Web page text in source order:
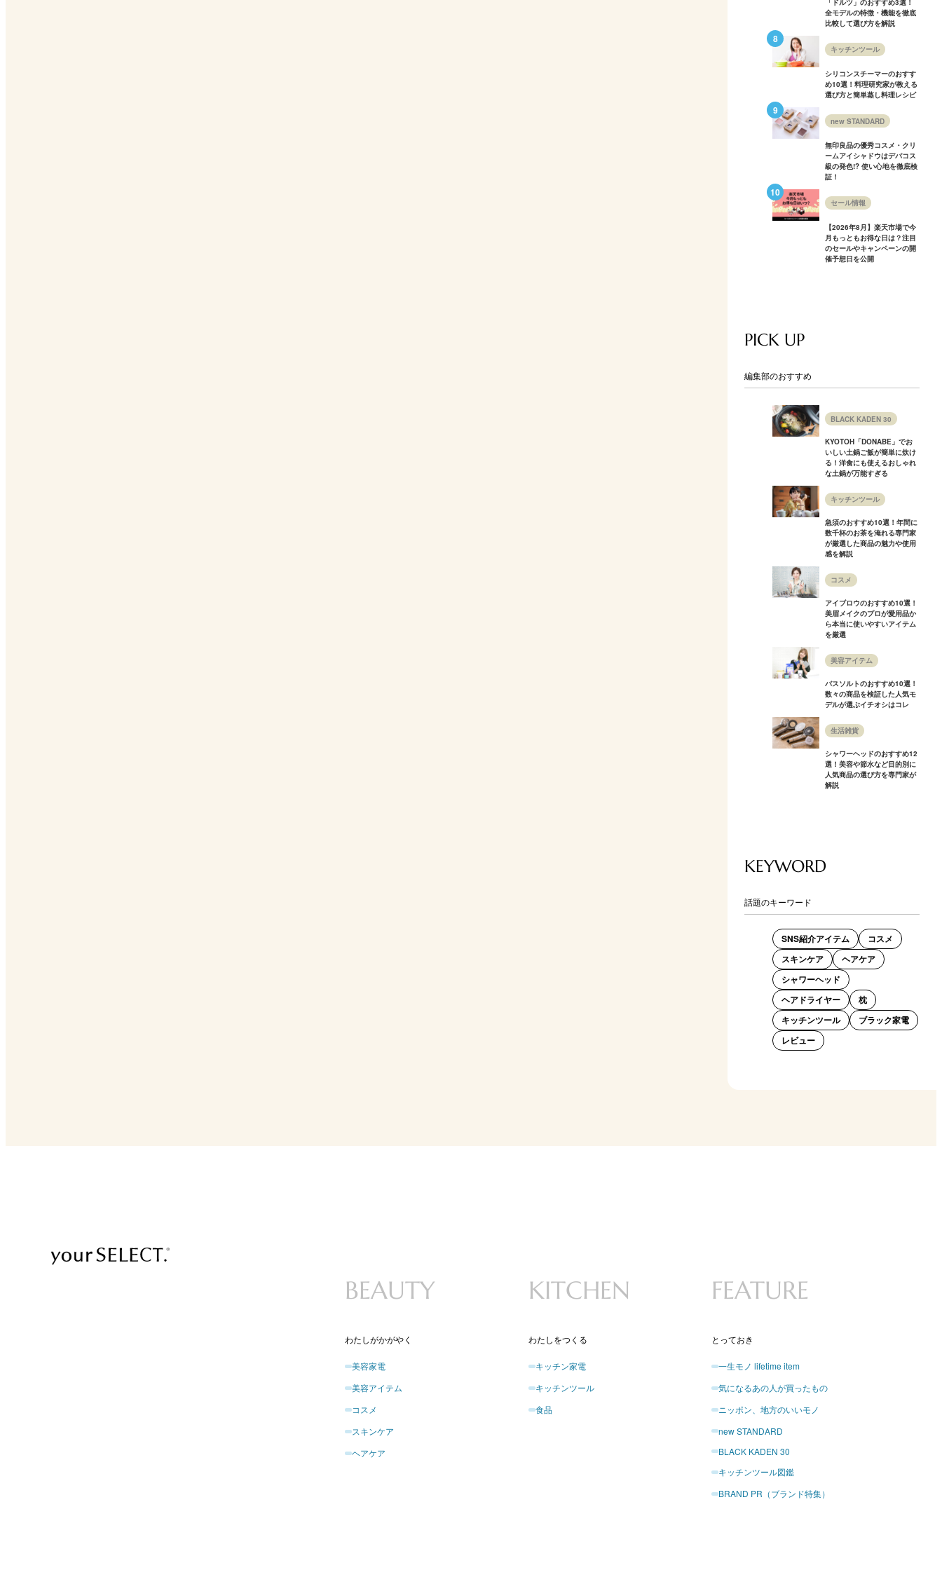
「ドルツ」のおすすめ3選！
全モデルの特徴・機能を徹底
比較して選び方を解説
キッチンツール
シリコンスチーマーのおすす
め10選！料理研究家が教える
選び方と簡単蒸し料理レシピ
new STANDARD
無印良品の優秀コスメ・クリ
ームアイシャドウはデパコス
級の発色!? 使い心地を徹底検
証！
セール情報
【2026年8月】楽天市場で今
月もっともお得な日は？注目
のセールやキャンペーンの開
催予想日を公開
PICK UP
編集部のおすすめ
BLACK KADEN 30
KYOTOH「DONABE」でお
いしい土鍋ご飯が簡単に炊け
る！洋食にも使えるおしゃれ
な土鍋が万能すぎる
キッチンツール
急須のおすすめ10選！年間に
数千杯のお茶を淹れる専門家
が厳選した商品の魅力や使用
感を解説
コスメ
アイブロウのおすすめ10選！
美眉メイクのプロが愛用品か
ら本当に使いやすいアイテム
を厳選
美容アイテム
バスソルトのおすすめ10選！
数々の商品を検証した人気モ
デルが選ぶイチオシはコレ
生活雑貨
シャワーヘッドのおすすめ12
選！美容や節水など目的別に
人気商品の選び方を専門家が
解説
KEYWORD
話題のキーワード
SNS紹介アイテム
コスメ
スキンケア
ヘアケア
シャワーヘッド
ヘアドライヤー
枕
キッチンツール
ブラック家電
レビュー
BEAUTY
わたしがかがやく
美容家電
美容アイテム
コスメ
スキンケア
ヘアケア
KITCHEN
わたしをつくる
キッチン家電
キッチンツール
食品
FEATURE
とっておき
一生モノ lifetime item
気になるあの人が買ったもの
ニッポン、地方のいいモノ
new STANDARD
BLACK KADEN 30
キッチンツール図鑑
BRAND PR（ブランド特集）